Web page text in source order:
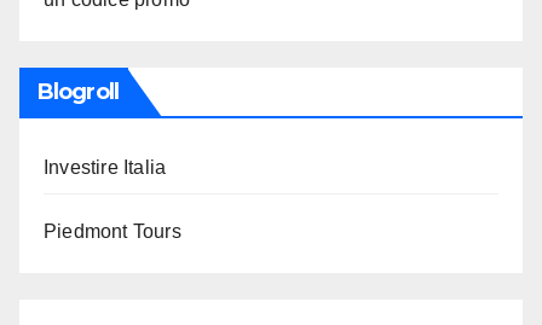
Blogroll
Investire Italia
Piedmont Tours